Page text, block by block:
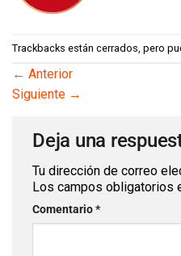
Trackbacks están cerrados, pero
← Anterior
Siguiente →
Deja una
Tu dirección de correo
Los campos obligatorios
Comentario*